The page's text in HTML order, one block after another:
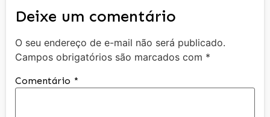
Deixe um comentário
O seu endereço de e-mail não será publicado.
Campos obrigatórios são marcados com *
Comentário *